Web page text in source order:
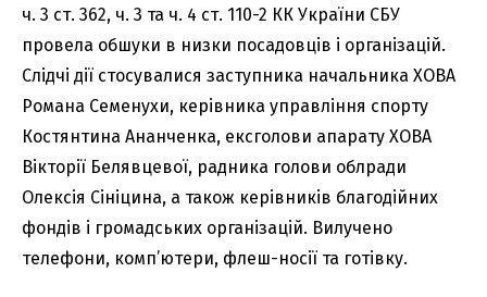
ч. 3 ст. 362, ч. 3 та ч. 4 ст. 110-2 КК України СБУ
провела обшуки в низки посадовців і організацій.
Слідчі дії стосувалися заступника начальника ХОВА
Романа Семенухи, керівника управління спорту
Костянтина Ананченка, ексголови апарату ХОВА
Вікторії Белявцевої, радника голови облради
Олексія Сініцина, а також керівників благодійних
фондів і громадських організацій. Вилучено
телефони, комп’ютери, флеш-носії та готівку.